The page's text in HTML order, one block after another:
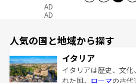
AD
AD
人気の国と地域から探す
イタリア
イタリアは歴史、文
れた国。 ローマの古代